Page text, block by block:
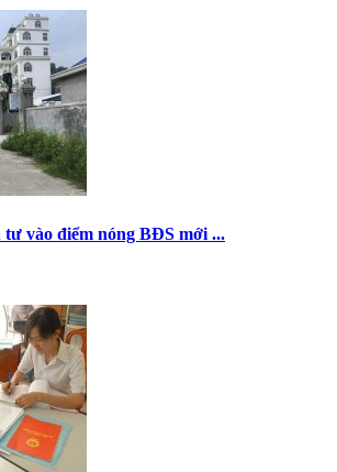
vào điểm nóng BĐS mới ...